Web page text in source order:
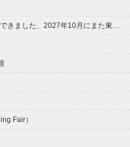
日本包装産業展(JAPAN PACK 2025)出展をお陰様で無事終了することができました、2027年10月にまた東京でお会い出来ることを楽しみにしております。
Fair）